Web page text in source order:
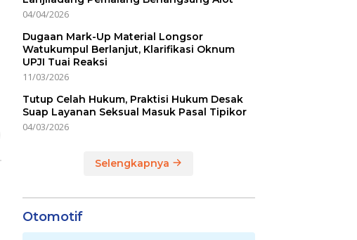
04/04/2026
Dugaan Mark-Up Material Longsor
Watukumpul Berlanjut, Klarifikasi Oknum
UPJI Tuai Reaksi
11/03/2026
Tutup Celah Hukum, Praktisi Hukum Desak
Suap Layanan Seksual Masuk Pasal Tipikor
04/03/2026
Selengkapnya
Otomotif